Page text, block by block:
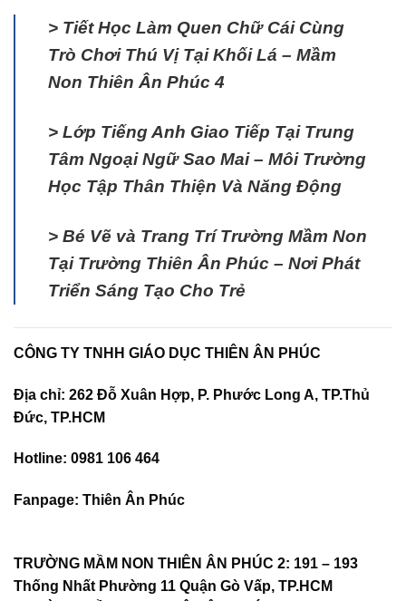
> Tiết Học Làm Quen Chữ Cái Cùng
Trò Chơi Thú Vị Tại Khối Lá – Mầm
Non Thiên Ân Phúc 4
> Lớp Tiếng Anh Giao Tiếp Tại Trung
Tâm Ngoại Ngữ Sao Mai – Môi Trường
Học Tập Thân Thiện Và Năng Động
> Bé Vẽ và Trang Trí Trường Mầm Non
Tại Trường Thiên Ân Phúc – Nơi Phát
Triển Sáng Tạo Cho Trẻ
CÔNG TY TNHH GIÁO DỤC THIÊN ÂN PHÚC
Địa chỉ: 262 Đỗ Xuân Hợp, P. Phước Long A, TP.Thủ
Đức, TP.HCM
Hotline: 0981 106 464
Fanpage: Thiên Ân Phúc
TRƯỜNG MẦM NON THIÊN ÂN PHÚC 2: 191 – 193
Thống Nhất Phường 11 Quận Gò Vấp, TP.HCM